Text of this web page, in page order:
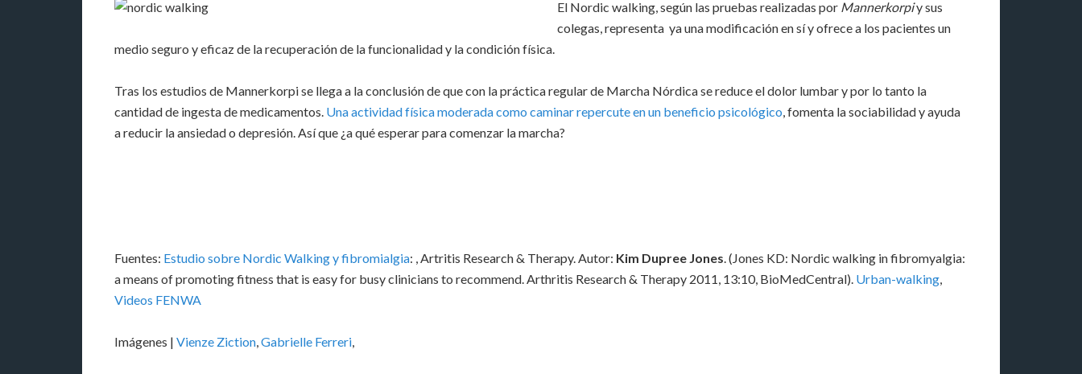
El Nordic walking, según las pruebas realizadas por Mannerkorpiy sus
colegas, representa ya una modificación en sí y ofrece a los pacientes un
medio seguro y eficaz de la recuperación de la funcionalidad y la condición física.
Tras los estudios de Mannerkorpi se llega a la conclusión de que con la práctica regular de Marcha Nórdica se reduce el dolor lumbar y por lo tanto la
cantidad de ingesta de medicamentos. Una actividad física moderada como caminar repercute en un beneficio psicológico, fomenta la sociabilidad y ayuda
a reducir la ansiedad o depresión. Así que ¿a qué esperar para comenzar la marcha?
Fuentes: Estudio sobre Nordic Walking y fibromialgia: , Artritis Research & Therapy. Autor: Kim Dupree Jones. (Jones KD: Nordic walking in fibromyalgia:
a means of promoting fitness that is easy for busy clinicians to recommend. Arthritis Research & Therapy 2011, 13:10, BioMedCentral). Urban-walking,
Videos FENWA
Imágenes | Vienze Ziction,Gabrielle Ferreri,